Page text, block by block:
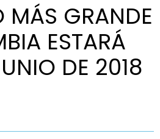
MÁS GRANDE
ESTARÁ
DE 2018